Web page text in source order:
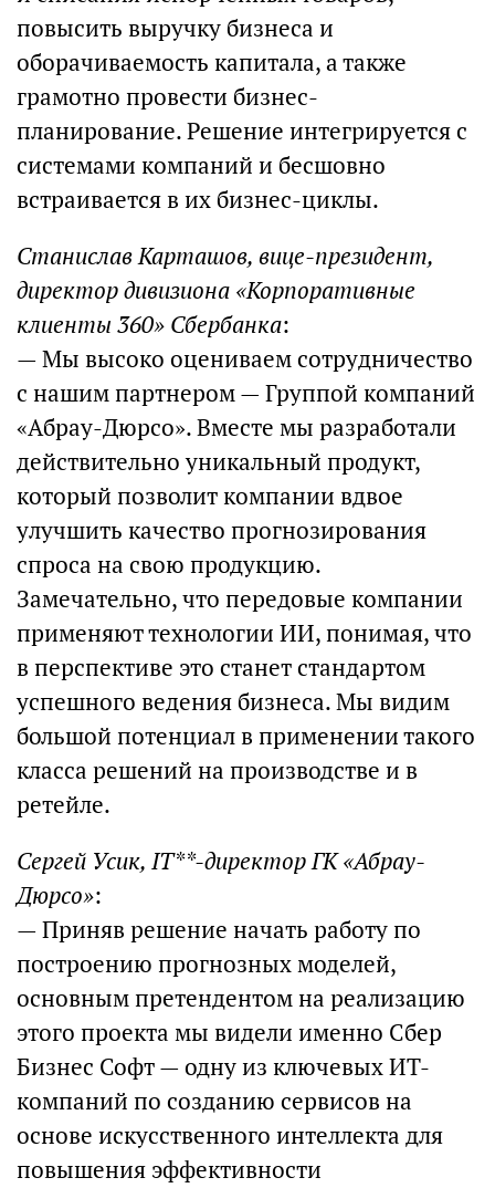
повысить выручку бизнеса и
оборачиваемость капитала, а также
грамотно провести бизнес-
планирование. Решение интегрируется с
системами компаний и бесшовно
встраивается в их бизнес-циклы.
Станислав Карташов, вице-президент,
директор дивизиона «Корпоративные
клиенты 360» Сбербанка:
— Мы высоко оцениваем сотрудничество
с нашим партнером — Группой компаний
«Абрау-Дюрсо». Вместе мы разработали
действительно уникальный продукт,
который позволит компании вдвое
улучшить качество прогнозирования
спроса на свою продукцию.
Замечательно, что передовые компании
применяют технологии ИИ, понимая, что
в перспективе это станет стандартом
успешного ведения бизнеса. Мы видим
большой потенциал в применении такого
класса решений на производстве и в
ретейле.
Сергей Усик, IT**-директор ГК «Абрау-
Дюрсо»:
— Приняв решение начать работу по
построению прогнозных моделей,
основным претендентом на реализацию
этого проекта мы видели именно Сбер
Бизнес Софт — одну из ключевых ИТ-
компаний по созданию сервисов на
основе искусственного интеллекта для
повышения эффективности